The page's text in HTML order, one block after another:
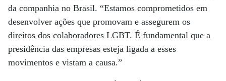
da companhia no Brasil. “Estamos comprometidos em
desenvolver ações que promovam e assegurem os
direitos dos colaboradores LGBT. É fundamental que a
presidência das empresas esteja ligada a esses
movimentos e vistam a causa.”